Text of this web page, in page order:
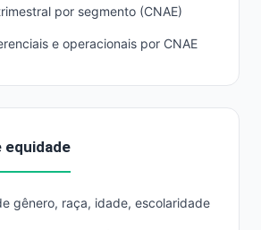
por segmento (CNAE)
e operacionais por CNAE
equidade
gênero, raça, idade, escolaridade